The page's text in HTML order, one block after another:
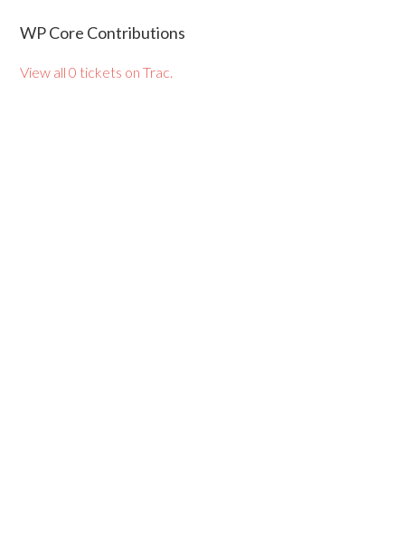
WP Core Contributions
View all 0 tickets on Trac.